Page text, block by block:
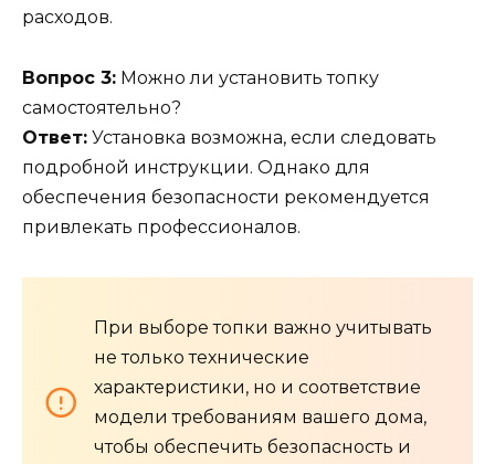
расходов.
Вопрос 3: Можно ли установить топку
самостоятельно?
Ответ: Установка возможна, если следовать
подробной инструкции. Однако для
обеспечения безопасности рекомендуется
привлекать профессионалов.
При выборе топки важно учитывать
не только технические
характеристики, но и соответствие
модели требованиям вашего дома,
чтобы обеспечить безопасность и